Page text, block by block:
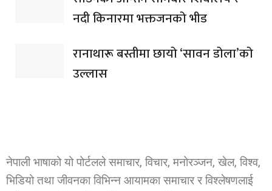
नदी किनारमा भक्तजनको भीड
रानाथारू बस्तीमा छायो ‘सावन डोला’को
उल्लास
नेपाली भाषाको यो पोर्टलले समाचार, विचार, मनोरञ्जन, खेल, विश्व,
भिडियो तथा जीवनका विभिन्न आयामका समाचार र विश्लेषणलाई